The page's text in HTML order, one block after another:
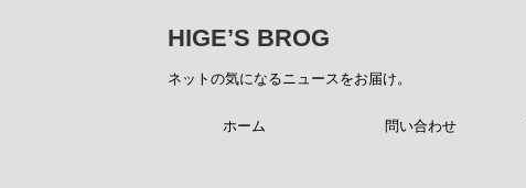
HIGE’S BROG
ネットの気になるニュースをお届け。
ホーム 問い合わせ